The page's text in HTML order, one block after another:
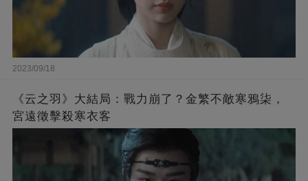
2023/09/18
《云之羽》大結局：戰力崩了？金繁不敵寒鴉柒，
宮遠徵擊殺寒衣客